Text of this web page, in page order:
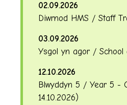
02.09.2026
Diwrnod HMS / Staff
03.09.2026
Ysgol yn agor / School
12.10.2026
Blwyddyn 5 / Year 5 -
14.10.2026)